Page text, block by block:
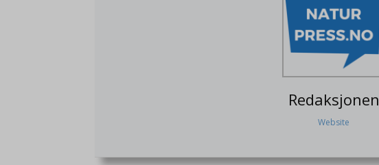
Redaksjonen
Website